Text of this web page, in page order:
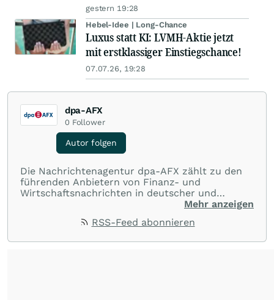
gestern 19:28
Hebel-Idee | Long-Chance
Luxus statt KI: LVMH-Aktie jetzt
mit erstklassiger Einstiegschance!
07.07.26, 19:28
dpa-AFX
0 Follower
Autor folgen
Die Nachrichtenagentur dpa-AFX zählt zu den
führenden Anbietern von Finanz- und
Wirtschaftsnachrichten in deutscher und
englischer Sprache. Gestützt auf ein
dpa-AFX unabhängig, zuverlässig und schnell
Mehr anzeigen
RSS-Feed abonnieren